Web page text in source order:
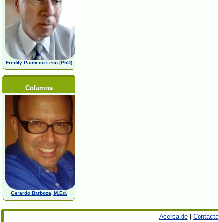
Freddy Pacheco León (PhD)
Columna
Gerardo Barboza, M.Ed.
Acerca de|